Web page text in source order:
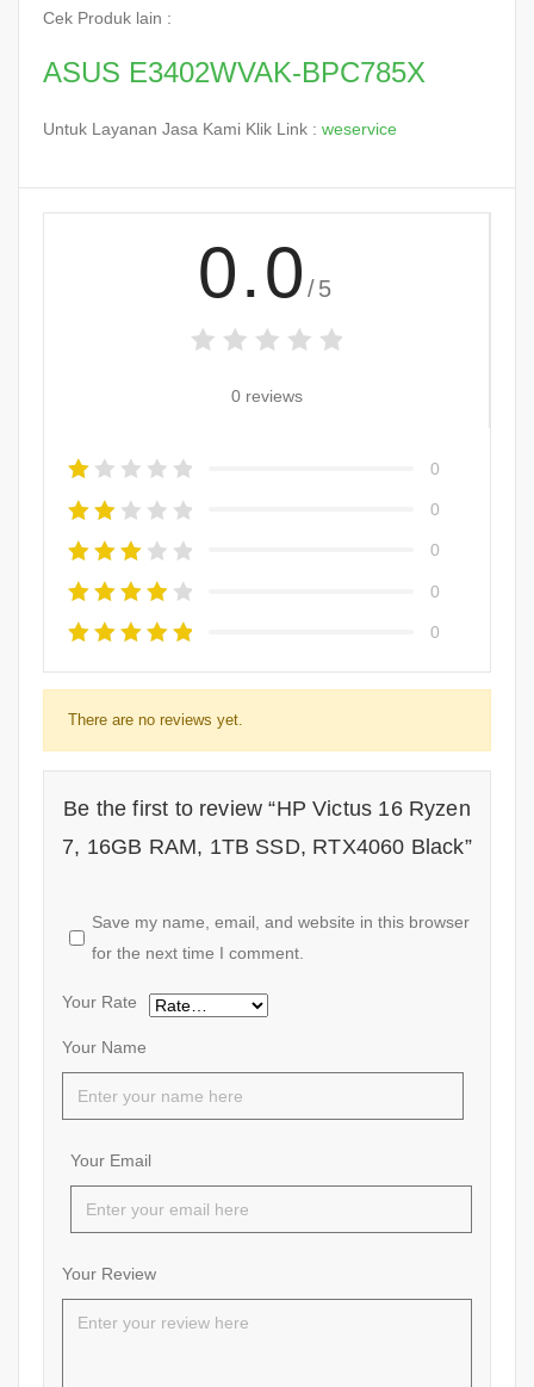
Cek Produk lain :
ASUS E3402WVAK-BPC785X
Untuk Layanan Jasa Kami Klik Link : weservice
0.0 /5
0 reviews
0
0
0
0
0
There are no reviews yet.
Be the first to review “HP Victus 16 Ryzen
7, 16GB RAM, 1TB SSD, RTX4060 Black”
Your Name
Your Email
Save my name, email, and website in this browser
for the next time I comment.
Your Rate
Your Review